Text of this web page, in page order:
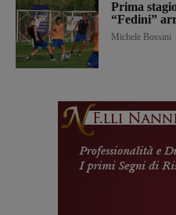
Prima
“Fedini”
Michele Bossini